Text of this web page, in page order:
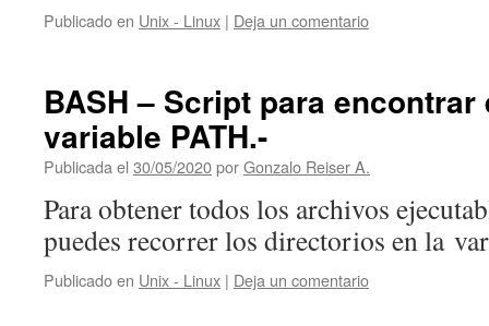
Publicado en Unix - Linux | Deja un comentario
BASH – Script para
variable PATH.-
Publicada el 30/05/2020porGonzalo Reiser A.
Para obtener todos los archivos
puedes recorrer los directorios en la
Publicado en Unix - Linux | Deja un comentario